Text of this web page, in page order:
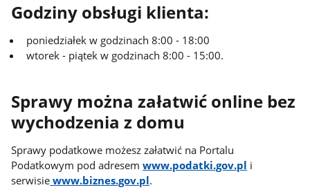
Godziny obsługi klienta:
poniedziałek w godzinach 8:00 - 18:00
wtorek - piątek w godzinach 8:00 - 15:00.
Sprawy można załatwić online bez
wychodzenia z domu
Sprawy podatkowe możesz załatwić na Portalu
Podatkowym pod adresemwww.podatki.gov.pl i
serwisie www.biznes.gov.pl.